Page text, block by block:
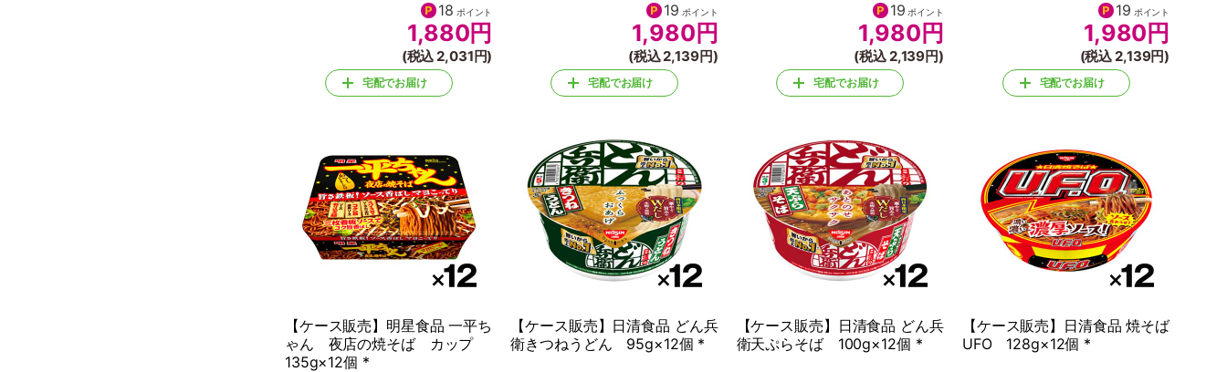
18 ポイント
1,880円
(税込 2,031円)
宅配でお届け
19 ポイント
1,980 円
(税込 2,139円)
宅配でお届け
19 ポイント
1,980 円
(税込 2,139円)
宅配でお届け
19 ポイント
1,980 円
(税込 2,139円)
宅配でお届け
【ケース販売】明星食品 一平ち
ゃん 夜店の焼そば カップ
135g×12個 *
【ケース販売】日清食品 どん兵
衛きつねうどん 95g×12個 *
【ケース販売】日清食品 どん兵
衛天ぷらそば 100g×12個 *
【ケース販売】日清食品 焼そば
UFO 128g×12個 *